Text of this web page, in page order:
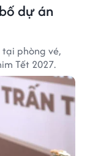
dự án
phòng vé,
Tết 2027.